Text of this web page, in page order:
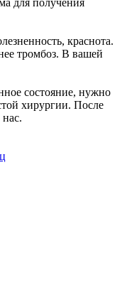
краснота.
тромбоз. В вашей
состояние, нужно
хирургии. После